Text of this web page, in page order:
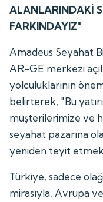
ALANLARINDAKİ
FARKINDAYIZ"
Amadeus Seyahat
AR-GE merkezi
yolculuklarının
belirterek, "Bu
müşterilerimize ve
seyahat pazarına
yeniden teyit
Türkiye, sadece
mirasıyla, Avrupa